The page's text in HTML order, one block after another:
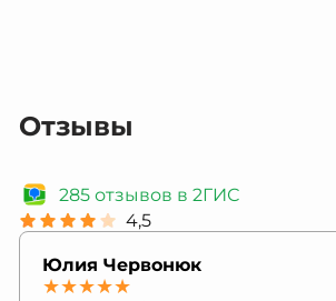
Отзывы
285 отзывов в 2ГИС
4,5
Юлия Червонюк
★★★★★